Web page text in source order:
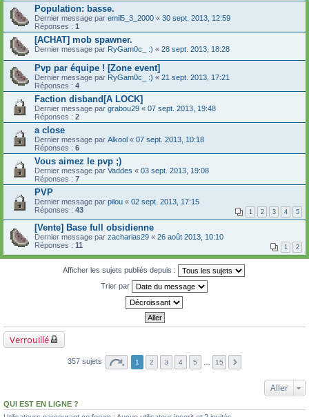
Population: basse.
Dernier message par emil5_3_2000 « 30 sept. 2013, 12:59
Réponses : 1
[ACHAT] mob spawner.
Dernier message par RyGam0c_ :) « 28 sept. 2013, 18:28
Pvp par équipe ! [Zone event]
Dernier message par RyGam0c_ :) « 21 sept. 2013, 17:21
Réponses : 4
Faction disband[A LOCK]
Dernier message par grabou29 « 07 sept. 2013, 19:48
Réponses : 2
a close
Dernier message par Alkool « 07 sept. 2013, 10:18
Réponses : 6
Vous aimez le pvp ;)
Dernier message par Vaddes « 03 sept. 2013, 19:08
Réponses : 7
PVP
Dernier message par pilou « 02 sept. 2013, 17:15
Réponses : 43 1 2 3 4 5
[Vente] Base full obsidienne
Dernier message par zacharias29 « 26 août 2013, 10:10
Réponses : 11 1 2
Afficher les sujets publiés depuis :
Trier par
Verrouillé
357 sujets 1 2 3 4 5 15
Aller
QUI EST EN LIGNE ?